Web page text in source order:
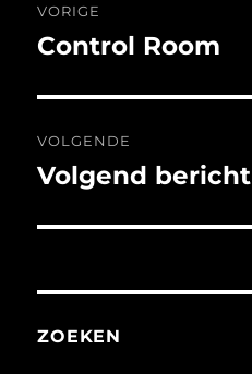
navigatie
VORIGE
Vorig
Control Room
VOLGENDE
Volgend
Volgend bericht
ZOEKEN